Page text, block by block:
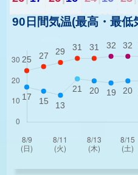
90日間気温(最高・最低